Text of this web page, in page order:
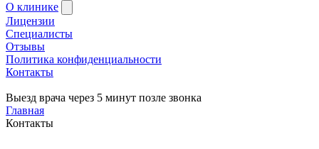
О клинике
Лицензии
Специалисты
Отзывы
Политика конфиденциальности
Контакты
Выезд врача через 5 минут позле звонка
Главная
Контакты